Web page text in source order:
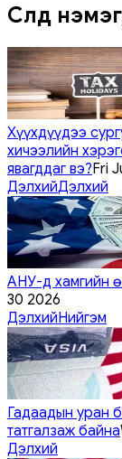
Сүүлд
Хүүхдүүдээ
хичээлийн
явагддаг вэ?Fri
ДэлхийДэлхий
АНУ-д хамгийн
30 2026
ДэлхийНийгэм
Гадаадын уран
татгалзаж байна
Дэлхий